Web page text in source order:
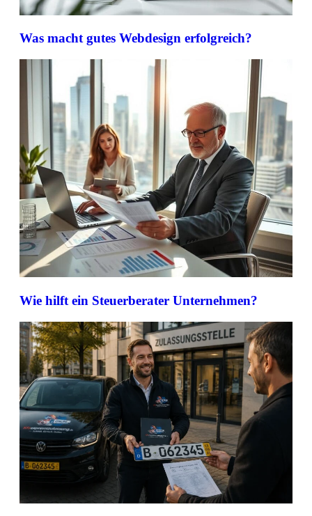
Was macht gutes Webdesign erfolgreich?
Wie hilft ein Steuerberater Unternehmen?